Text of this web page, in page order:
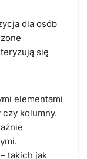
dla osób
się
elementami
kolumny.
takich jak